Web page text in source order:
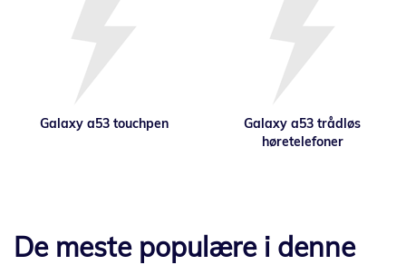
Galaxy a53 touchpen
Galaxy a53 trådløs
høretelefoner
De meste populære i denne